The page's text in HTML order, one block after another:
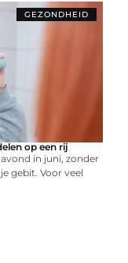
GEZONDHEID
op een rij
in juni, zonder
gebit. Voor veel